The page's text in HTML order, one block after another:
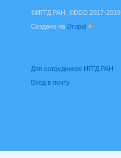
©ИГГД РАН, ©DDD 2017-2019
Создано на Drupal
Для сотрудников ИГГД РАН
Вход в почту